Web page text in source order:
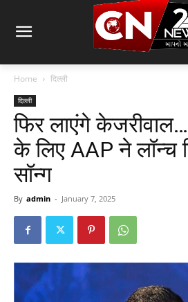
Home दिल्ली
दिल्ली
फिर लाएंगे
के लिए AAP ने लॉन्च
सॉन्ग
By admin - January 7, 2025